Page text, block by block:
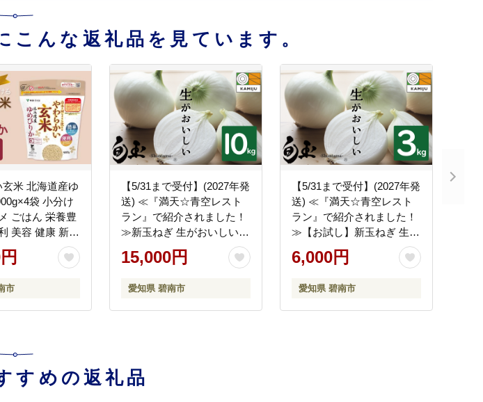
こんな返礼品を見ています。
米 北海道産ゆ
袋 小分け
ごはん 栄養豊
美容 健康 新食
安心安全なヤ
H074-642
市
【5/31まで受付】(2027年発
送) ≪『満天☆青空レスト
ラン』で紹介されました！
≫新玉ねぎ 生がおいしい
神重農産のブランド玉ねぎ
「旬玉」10㎏ ブランド玉ね
菜 やさい 農家直送 畑直送
旬 期間限定 たまねぎ 旬 特
15,000円
愛知県 碧南市
【5/31まで受付】(2027年発
送) ≪『満天☆青空レスト
ラン』で紹介されました！
≫【お試し】新玉ねぎ 生が
おいしい 神重農産のブラン
ド玉ねぎ「旬玉」3kg ブラ
知県産 野菜 やさい 農家直
送 畑直送 旬 期間限定 たま
6,000円
愛知県 碧南市
すめの返礼品